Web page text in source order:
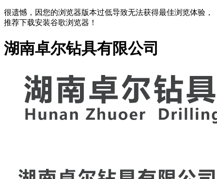
很遗憾，因您的浏览器版本过低导致无法获得最佳浏览体验，
推荐下载安装谷歌浏览器！
湖南卓尔钻具有限公司